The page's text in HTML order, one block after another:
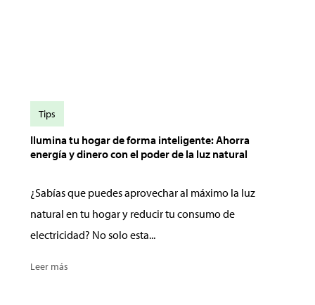
Ilumina tu hogar de forma inteligente: Ahorra
energía y dinero con el poder de la luz natural
¿Sabías que puedes aprovechar al máximo la luz
natural en tu hogar y reducir tu consumo de
electricidad? No solo esta...
Leer más
Tips